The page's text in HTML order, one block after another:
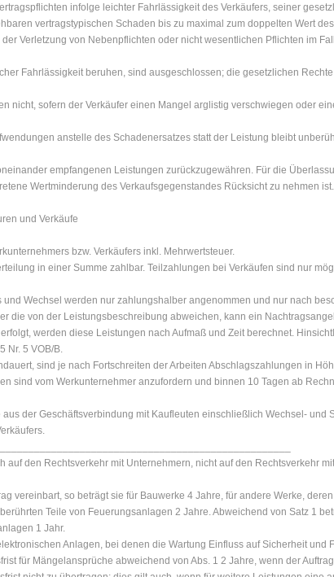
infolge leichter Fahrlässigkeit des Verkäufers, seiner
vertragstypischen Schaden bis zu maximal zum doppelten Wert
Verletzung von Nebenpflichten oder nicht wesentlichen Pflichten im
Fahrlässigkeit beruhen, sind ausgeschlossen; die gesetzlichen
nicht, sofern der Verkäufer einen Mangel arglistig verschwiegen oder
anstelle des Schadenersatzes statt der Leistung bleibt
empfangenen Leistungen zurückzugewähren. Für die
Wertminderung des Verkaufsgegenstandes Rücksicht zu nehmen ist.
und Verkäufe
bzw. Verkäufers inkl. Mehrwertsteuer.
in einer Summe zahlbar. Teilzahlungen bei Verkäufen sind nur
Wechsel werden nur zahlungshalber angenommen und nur nach
die von der Leistungsbeschreibung abweichen, kann ein
werden diese Leistungen nach Aufmaß und Zeit berechnet.
Nr. 5 VOB/B.
sind je nach Fortschreiten der Arbeiten Abschlagszahlungen in
sind vom Werkunternehmer anzufordern und binnen 10 Tagen ab
der Geschäftsverbindung mit Kaufleuten einschließlich Wechsel- und
den Rechtsverkehr mit Unternehmern, nicht auf den Rechtsverkehr
vereinbart, so beträgt sie für Bauwerke 4 Jahre, für andere Werke,
Teile von Feuerungsanlagen 2 Jahre. Abweichend von Satz 1
1 Jahr.
Anlagen, bei denen die Wartung Einfluss auf Sicherheit und
für Mängelansprüche abweichend von Abs. 1 2 Jahre, wenn der